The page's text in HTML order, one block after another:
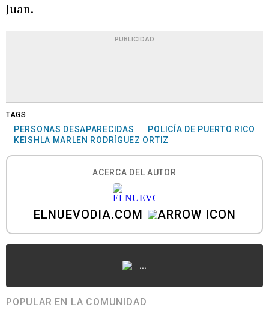
Juan.
PUBLICIDAD
TAGS
PERSONAS DESAPARECIDAS
POLICÍA DE PUERTO RICO
KEISHLA MARLEN RODRÍGUEZ ORTIZ
ACERCA DEL AUTOR
ELNUEVODIA.COM
...
POPULAR EN LA COMUNIDAD